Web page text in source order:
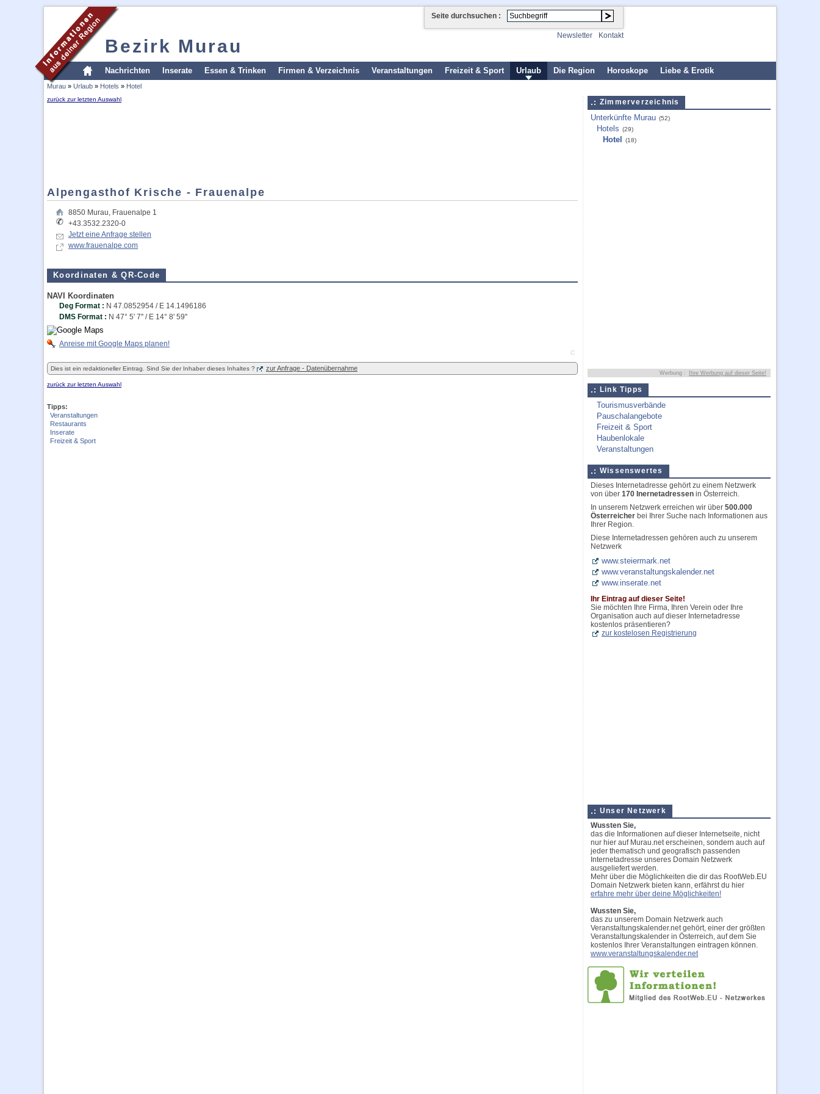
Bezirk Murau
Seite durchsuchen :
Newsletter Kontakt
Nachrichten Inserate Essen & Trinken Firmen & Verzeichnis Veranstaltungen Freizeit & Sport Urlaub Die Region Horoskope Liebe & Erotik
Murau » Urlaub » Hotels » Hotel
zurück zur letzten Auswahl
Alpengasthof Krische - Frauenalpe
8850 Murau, Frauenalpe 1
+43.3532.2320-0
Jetzt eine Anfrage stellen
www.frauenalpe.com
Koordinaten & QR-Code
NAVI Koordinaten
Deg Format : N 47.0852954 / E 14.1496186
DMS Format : N 47° 5' 7'' / E 14° 8' 59''
Anreise mit Google Maps planen!
C
Dies ist ein redaktioneller Eintrag. Sind Sie der Inhaber dieses Inhaltes ? zur Anfrage - Datenübernahme
zurück zur letzten Auswahl
Tipps:
Veranstaltungen
Restaurants
Inserate
Freizeit & Sport
Zimmerverzeichnis
Unterkünfte Murau (52)
Hotels (29)
Hotel (18)
Werbung : Ihre Werbung auf dieser Seite!
Link Tipps
Tourismusverbände
Pauschalangebote
Freizeit & Sport
Haubenlokale
Veranstaltungen
Wissenswertes
Dieses Internetadresse gehört zu einem Netzwerk
von über 170 Inernetadressen in Österreich.
In unserem Netzwerk erreichen wir über 500.000
Österreicher bei Ihrer Suche nach Informationen aus
Ihrer Region.
Diese Internetadressen gehören auch zu unserem
Netzwerk
www.steiermark.net
www.veranstaltungskalender.net
www.inserate.net
Ihr Eintrag auf dieser Seite!
Sie möchten Ihre Firma, Ihren Verein oder Ihre
Organisation auch auf dieser Internetadresse
kostenlos präsentieren?
zur kostelosen Registrierung
Unser Netzwerk
Wussten Sie,
das die Informationen auf dieser Internetseite, nicht
nur hier auf Murau.net erscheinen, sondern auch auf
jeder thematisch und geografisch passenden
Internetadresse unseres Domain Netzwerk
ausgeliefert werden.
Mehr über die Möglichkeiten die dir das RootWeb.EU
Domain Netzwerk bieten kann, erfährst du hier
erfahre mehr über deine Möglichkeiten!
Wussten Sie,
das zu unserem Domain Netzwerk auch
Veranstaltungskalender.net gehört, einer der größten
Veranstaltungskalender in Österreich, auf dem Sie
kostenlos Ihrer Veranstaltungen eintragen können.
www.veranstaltungskalender.net